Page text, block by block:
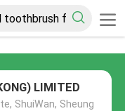
LIMITED
ShuiWan, Sheung